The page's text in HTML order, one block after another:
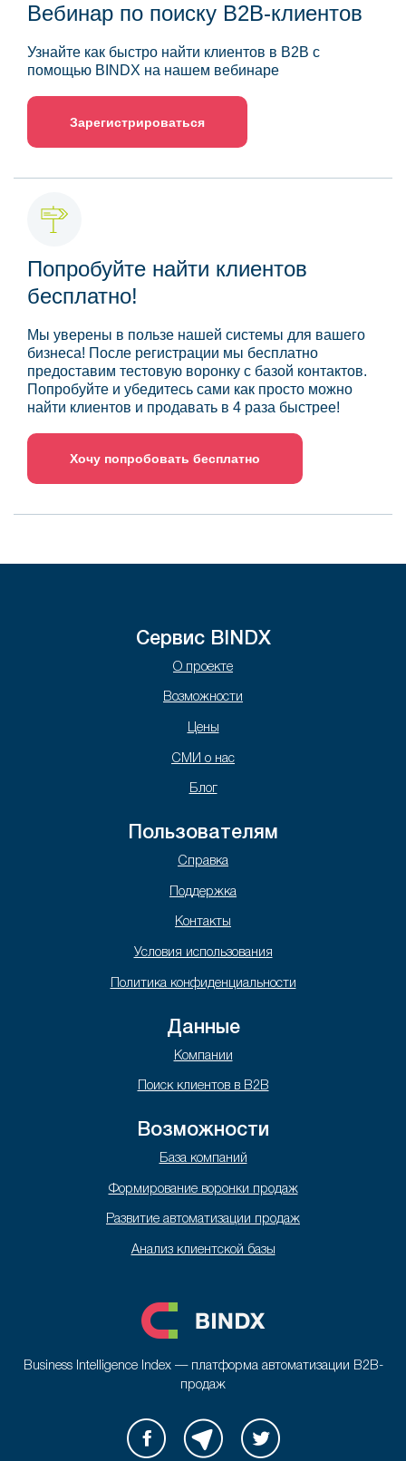
Вебинар по поиску B2B-клиентов
Узнайте как быстро найти клиентов в B2B с
помощью BINDX на нашем вебинаре
Зарегистрироваться
Попробуйте найти клиентов
бесплатно!
Мы уверены в пользе нашей системы для вашего
бизнеса! После регистрации мы бесплатно
предоставим тестовую воронку с базой контактов.
Попробуйте и убедитесь сами как просто можно
найти клиентов и продавать в 4 раза быстрее!
Хочу попробовать бесплатно
Сервис BINDX
О проекте
Возможности
Цены
СМИ о нас
Блог
Пользователям
Справка
Поддержка
Контакты
Условия использования
Политика конфиденциальности
Данные
Компании
Поиск клиентов в B2B
Возможности
База компаний
Формирование воронки продаж
Развитие автоматизации продаж
Анализ клиентской базы
Business Intelligence Index — платформа автоматизации B2B-
продаж